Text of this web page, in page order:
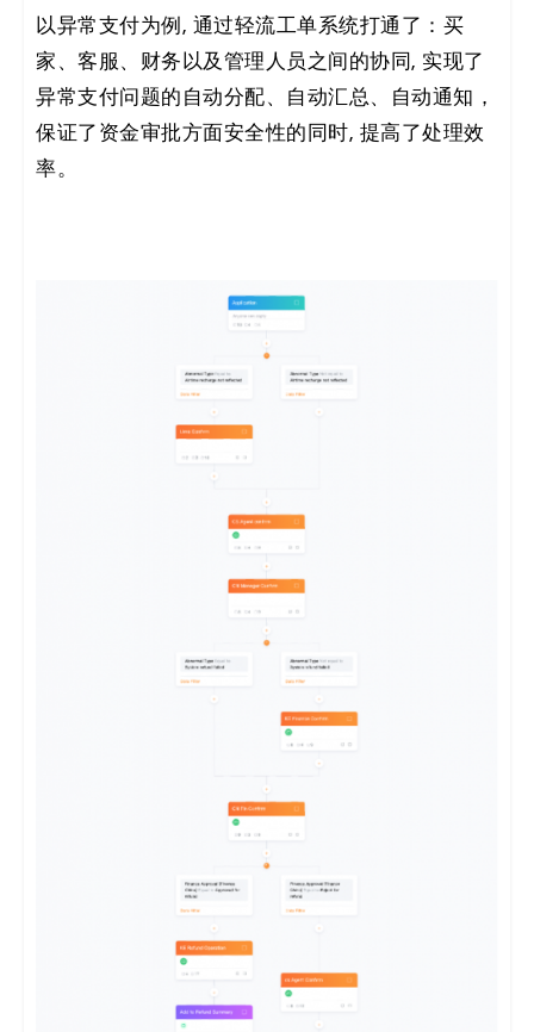
以异常支付为例, 通过轻流工单系统打通了：买
家、客服、财务以及管理人员之间的协同, 实现了
异常支付问题的自动分配、自动汇总、自动通知，
保证了资金审批方面安全性的同时, 提高了处理效
率。